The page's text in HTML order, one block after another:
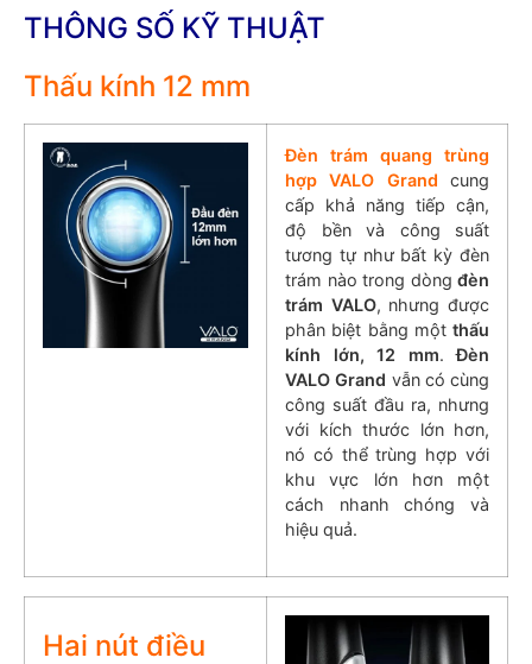
THÔNG SỐ KỸ THUẬT
Thấu kính 12 mm
Đèn trám quang trùng
hợp VALO Grand cung
cấp khả năng tiếp cận,
độ bền và công suất
tương tự như bất kỳ đèn
trám nào trong dòng đèn
trám VALO, nhưng được
phân biệt bằng một thấu
kính lớn, 12 mm.Đèn
VALO Grand vẫn có cùng
công suất đầu ra, nhưng
với kích thước lớn hơn,
nó có thể trùng hợp với
khu vực lớn hơn một
cách nhanh chóng và
hiệu quả.
Hai nút điều